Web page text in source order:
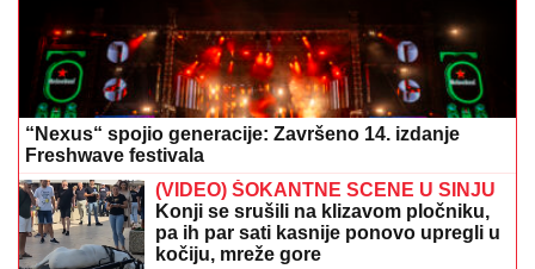
“Nexus“ spojio generacije: Završeno 14. izdanje
Freshwave festivala
(VIDEO) ŠOKANTNE SCENE U SINJU
Konji se srušili na klizavom pločniku,
pa ih par sati kasnije ponovo upregli u
kočiju, mreže gore